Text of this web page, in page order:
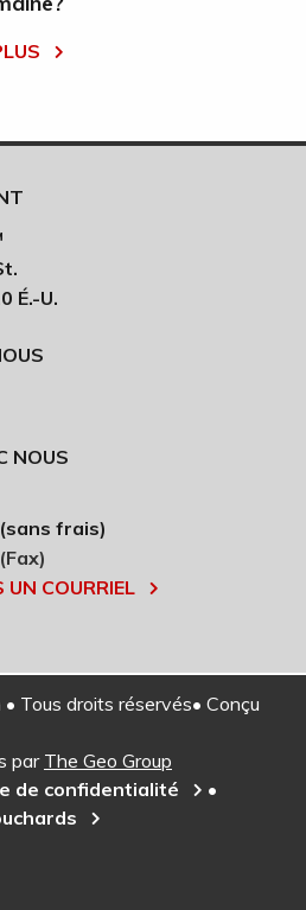
É.-U.
NOUS
frais)
UN COURRIEL
Tous droits réservés• Conçu
parThe Geo Group
de confidentialité
•